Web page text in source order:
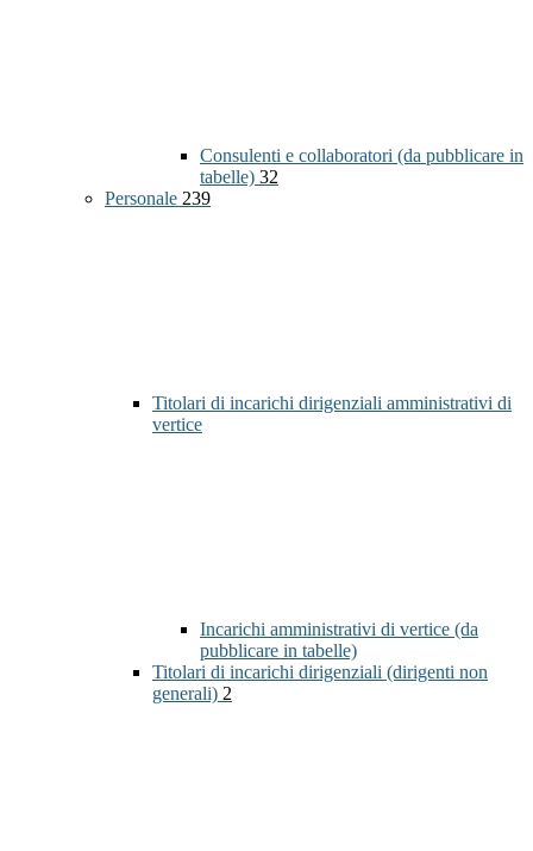
Consulenti e collaboratori (da pubblicare in
tabelle) 32
Personale 239
Titolari di incarichi dirigenziali amministrativi di
vertice
Incarichi amministrativi di vertice (da
pubblicare in tabelle)
Titolari di incarichi dirigenziali (dirigenti non
generali) 2